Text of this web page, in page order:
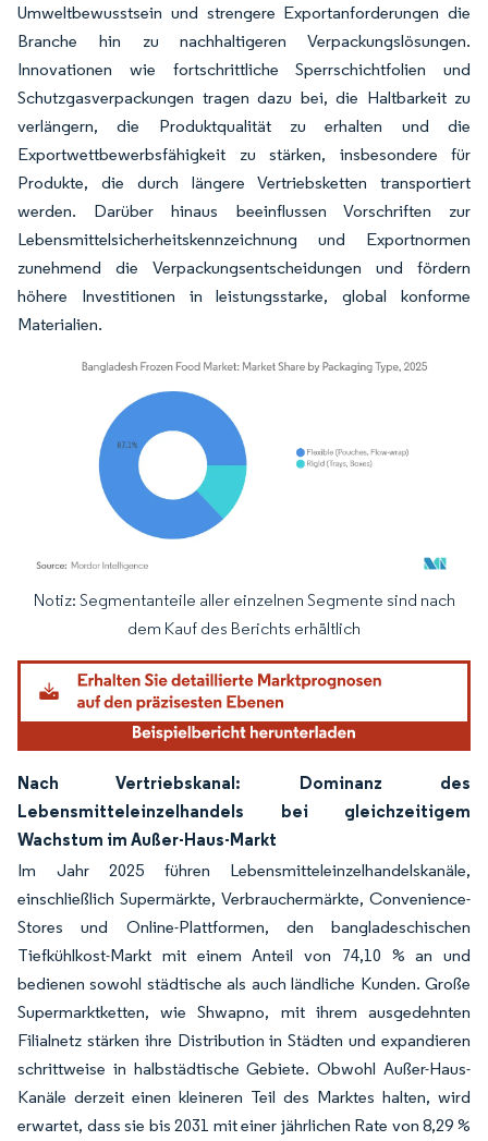
Umweltbewusstsein und strengere Exportanforderungen die
Branche hin zu nachhaltigeren Verpackungslösungen.
Innovationen wie fortschrittliche Sperrschichtfolien und
Schutzgasverpackungen tragen dazu bei, die Haltbarkeit zu
verlängern, die Produktqualität zu erhalten und die
Exportwettbewerbsfähigkeit zu stärken, insbesondere für
Produkte, die durch längere Vertriebsketten transportiert
werden. Darüber hinaus beeinflussen Vorschriften zur
Lebensmittelsicherheitskennzeichnung und Exportnormen
zunehmend die Verpackungsentscheidungen und fördern
höhere Investitionen in leistungsstarke, global konforme
Materialien.
Bild © Mordor Intelligence. Wiederverwendung erfordert Namensnennung
Notiz: Segmentanteile aller einzelnen Segmente sind nach
dem Kauf des Berichts erhältlich
Nach Vertriebskanal: Dominanz des
Lebensmitteleinzelhandels bei gleichzeitigem
Wachstum im Außer-Haus-Markt
Im Jahr 2025 führen Lebensmitteleinzelhandelskanäle,
einschließlich Supermärkte, Verbrauchermärkte, Convenience-
Stores und Online-Plattformen, den bangladeschischen
Tiefkühlkost-Markt mit einem Anteil von 74,10 % an und
bedienen sowohl städtische als auch ländliche Kunden. Große
Supermarktketten, wie Shwapno, mit ihrem ausgedehnten
Filialnetz stärken ihre Distribution in Städten und expandieren
schrittweise in halbstädtische Gebiete. Obwohl Außer-Haus-
Kanäle derzeit einen kleineren Teil des Marktes halten, wird
erwartet, dass sie bis 2031 mit einer jährlichen Rate von 8,29 %